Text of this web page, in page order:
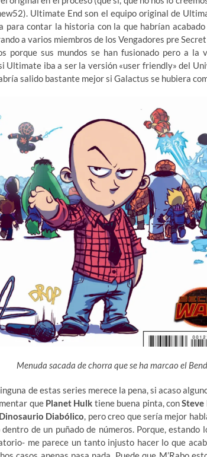
Ultimate End son el equipo original de
para contar la historia con la que habrían
a varios miembros de los Vengadores pre
porque sus mundos se han fusionado pero a
Ultimate iba a ser la versión «user friendly» del
salido bastante mejor si Galactus se hubiera
Menuda sacada de chorra que se ha marcao el
de estas series merece la pena, si acaso
que Planet Hulk tiene buena pinta, conSteve
Dinosaurio Diabólico, pero creo que sería mejor
de un puñado de números. Porque, estando
me parece un tanto injusto hacer lo que